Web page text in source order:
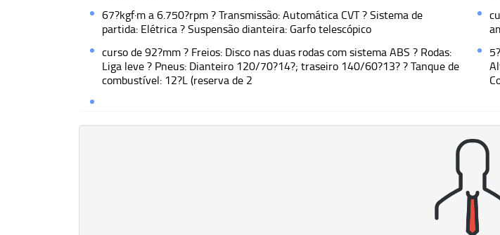
67?kgf·m a 6.750?rpm ? Transmissão: Automática CVT ? Sistema de
partida: Elétrica ? Suspensão dianteira: Garfo telescópico
curso de 92?mm ? Freios: Disco nas duas rodas com sistema ABS ? Rodas:
Liga leve ? Pneus: Dianteiro 120/70?14?; traseiro 140/60?13? ? Tanque de
combustível: 12?L (reserva de 2